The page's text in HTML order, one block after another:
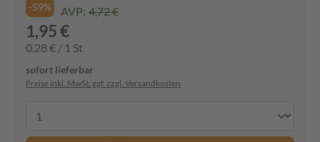
-59% AVP: 4,72 €
1,95 €
0,28 € / 1 St
sofort lieferbar
Preise inkl. MwSt. ggf. zzgl. Versandkosten